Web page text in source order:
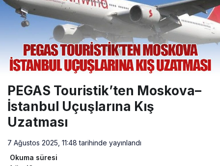
PEGAS Touristik’ten Moskova–
İstanbul Uçuşlarına Kış
Uzatması
7 Ağustos 2025, 11:48 tarihinde yayınlandı
Okuma süresi